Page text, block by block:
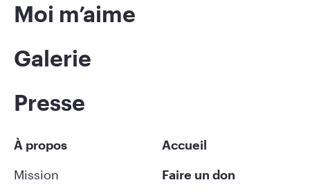
Moi m’aime
Galerie
Presse
À propos
Mission
Accueil
Faire un don